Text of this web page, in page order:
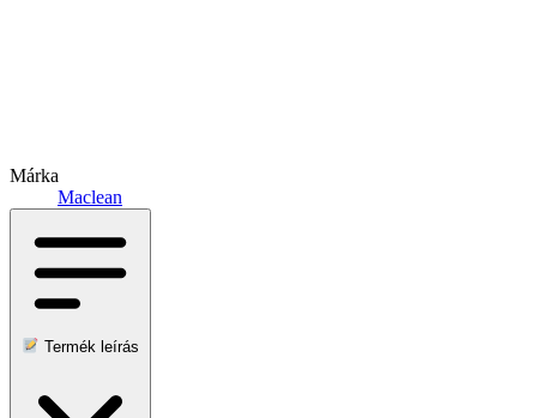
Márka
Maclean
Termék leírás